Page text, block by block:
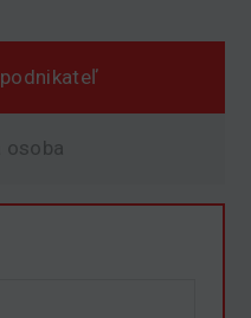
osoba